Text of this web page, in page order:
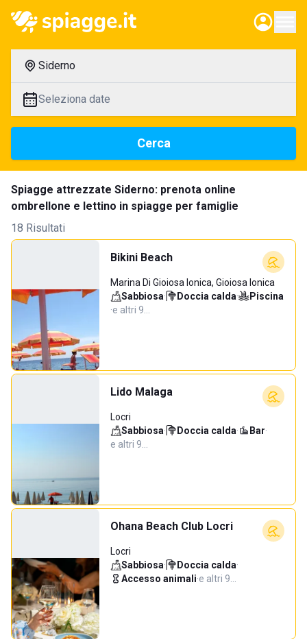
Siderno
Seleziona date
Cerca
Spiagge attrezzate Siderno: prenota online
ombrellone e lettino in spiagge per famiglie
18 Risultati
Bikini Beach
Marina Di Gioiosa Ionica, Gioiosa Ionica
Sabbiosa· Doccia calda·
Piscina
·e altri 9…
Lido Malaga
Locri
Sabbiosa· Doccia calda· Bar·
e altri 9…
Ohana Beach Club Locri
Locri
Sabbiosa· Doccia calda·
Accesso animali·e altri 9…